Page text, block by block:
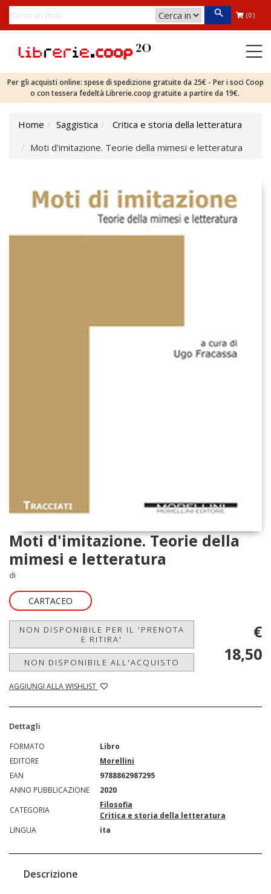
(0)
Per gli acquisti online: spese di spedizione gratuite da 25€ - Per i soci Coop
o con tessera fedeltà Librerie.coop gratuite a partire da 19€.
Home Saggistica
Critica e storia della letteratura
Moti d'imitazione. Teorie della mimesi e letteratura
Moti d'imitazione. Teorie della
mimesi e letteratura
di
CARTACEO
NON DISPONIBILE PER IL 'PRENOTA
E RITIRA'
NON DISPONIBILE ALL'ACQUISTO
AGGIUNGI ALLA WISHLIST
€
18,50
Dettagli
FORMATO
Libro
EDITORE
Morellini
EAN
9788862987295
ANNO PUBBLICAZIONE
2020
CATEGORIA
Filosofia
Critica e storia della letteratura
LINGUA
ita
Descrizione